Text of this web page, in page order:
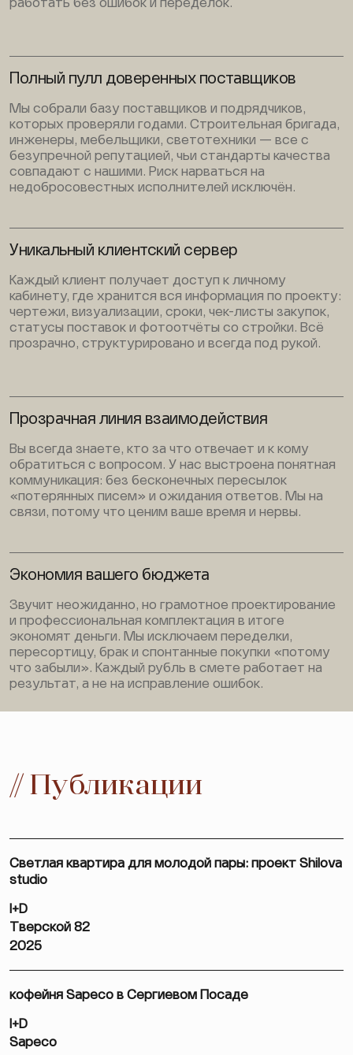
работать без ошибок и переделок.
Полный пулл доверенных поставщиков
Мы собрали базу поставщиков и подрядчиков,
которых проверяли годами. Строительная бригада,
инженеры, мебельщики, светотехники — все с
безупречной репутацией, чьи стандарты качества
совпадают с нашими. Риск нарваться на
недобросовестных исполнителей исключён.
Уникальный клиентский сервер
Каждый клиент получает доступ к личному
кабинету, где хранится вся информация по проекту:
чертежи, визуализации, сроки, чек-листы закупок,
статусы поставок и фотоотчёты со стройки. Всё
прозрачно, структурировано и всегда под рукой.
Прозрачная линия взаимодействия
Вы всегда знаете, кто за что отвечает и к кому
обратиться с вопросом. У нас выстроена понятная
коммуникация: без бесконечных пересылок
«потерянных писем» и ожидания ответов. Мы на
связи, потому что ценим ваше время и нервы.
Экономия вашего бюджета
Звучит неожиданно, но грамотное проектирование
и профессиональная комплектация в итоге
экономят деньги. Мы исключаем переделки,
пересортицу, брак и спонтанные покупки «потому
что забыли». Каждый рубль в смете работает на
результат, а не на исправление ошибок.
// Публикации
Светлая квартира для молодой пары: проект Shilova
studio
I+D
Тверской 82
2025
кофейня Sapeco в Сергиевом Посаде
I+D
Sapeco